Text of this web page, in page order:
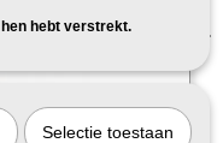
hebt verstrekt.
Selectie toestaan